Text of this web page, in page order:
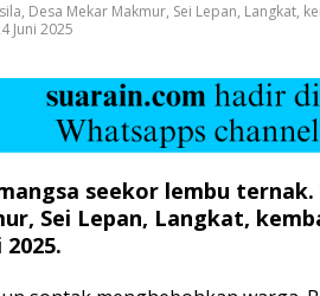
Desa Mekar Makmur, Sei Lepan, Langkat,
Juni 2025
seekor lembu ternak.
Sei Lepan, Langkat,
2025.